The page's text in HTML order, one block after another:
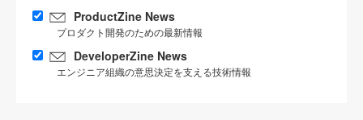
ProductZine News
プロダクト開発のための最新情報
DeveloperZine News
エンジニア組織の意思決定を支える技術情報